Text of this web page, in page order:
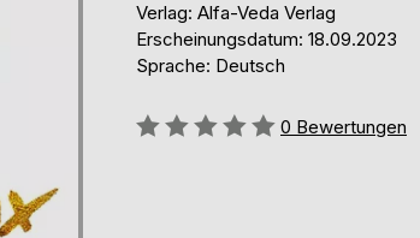
Verlag: Alfa-Veda Verlag
Erscheinungsdatum: 18.09.2023
Sprache: Deutsch
Bewertung::
0 Bewertungen